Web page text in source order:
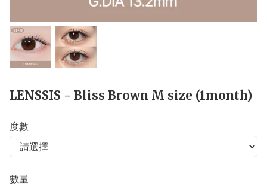
LENSSIS - Bliss Brown M size (1month)
度數
數量